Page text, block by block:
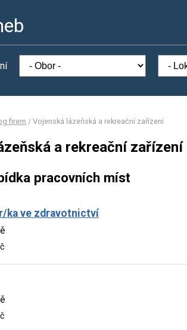
firem / Vojenská lázeňská a rekreační zařízení
a rekreační zařízení
pracovních míst
ka ve zdravotnictví